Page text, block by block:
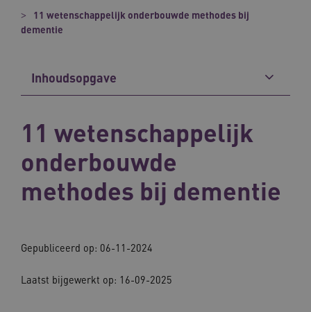
11 wetenschappelijk onderbouwde methodes bij
dementie
Inhoudsopgave
11 wetenschappelijk
onderbouwde
methodes bij dementie
Gepubliceerd op: 06-11-2024
Laatst bijgewerkt op: 16-09-2025